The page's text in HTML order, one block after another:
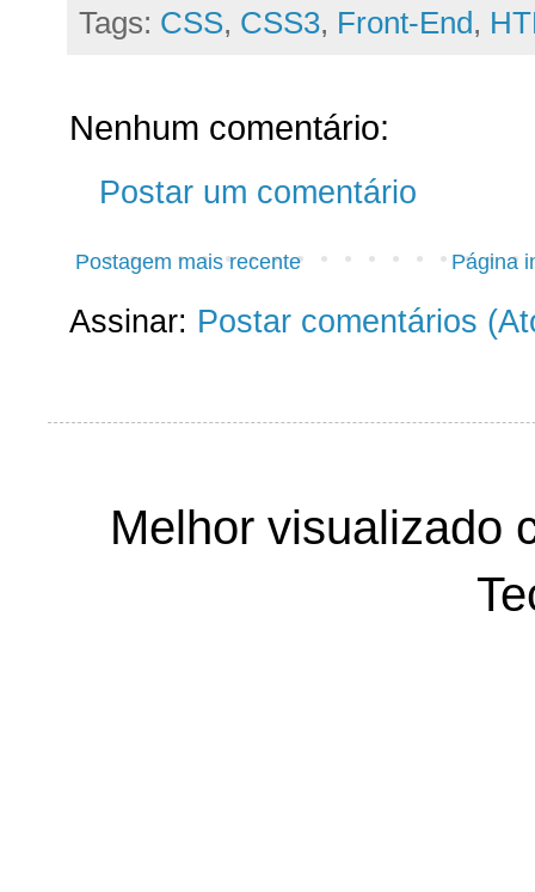
Tags: CSS, CSS3, Front-End,
Nenhum comentário:
Postar um comentário
Postagem mais recente Página
Assinar: Postar comentários
Melhor visualizado